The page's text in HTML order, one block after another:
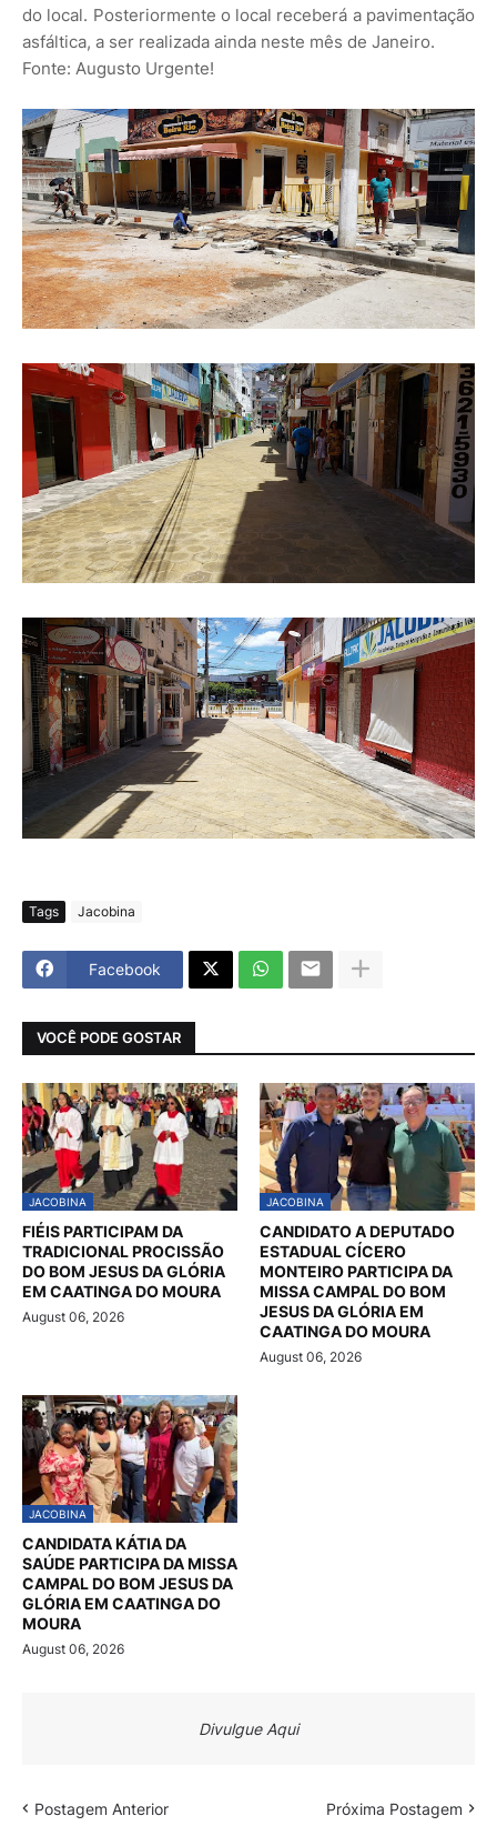
do local. Posteriormente o local receberá a pavimentação
asfáltica, a ser realizada ainda neste mês de Janeiro.
Fonte: Augusto Urgente!
Tags Jacobina
Facebook
VOCÊ PODE GOSTAR
JACOBINA
FIÉIS PARTICIPAM DA
TRADICIONAL PROCISSÃO
DO BOM JESUS DA GLÓRIA
EM CAATINGA DO MOURA
August 06, 2026
JACOBINA
CANDIDATO A DEPUTADO
ESTADUAL CÍCERO
MONTEIRO PARTICIPA DA
MISSA CAMPAL DO BOM
JESUS DA GLÓRIA EM
CAATINGA DO MOURA
August 06, 2026
JACOBINA
CANDIDATA KÁTIA DA
SAÚDE PARTICIPA DA MISSA
CAMPAL DO BOM JESUS DA
GLÓRIA EM CAATINGA DO
MOURA
August 06, 2026
Divulgue Aqui
Postagem Anterior Próxima Postagem